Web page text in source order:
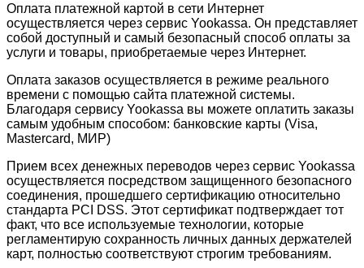
Оплата платежной картой в сети Интернет
осуществляется через сервис Yookassa. Он представляет
собой доступный и самый безопасный способ оплаты за
услуги и товары, приобретаемые через Интернет.
Оплата заказов осуществляется в режиме реального
времени с помощью сайта платежной системы.
Благодаря сервису Yookassa вы можете оплатить заказы
самым удобным способом: банковские карты (Visa,
Mastercard, МИР)
Прием всех денежных переводов через сервис Yookassa
осуществляется посредством защищенного безопасного
соединения, прошедшего сертификацию относительно
стандарта PCI DSS. Этот сертификат подтверждает тот
факт, что все используемые технологии, которые
регламентирую сохранность личных данных держателей
карт, полностью соответствуют строгим требованиям.